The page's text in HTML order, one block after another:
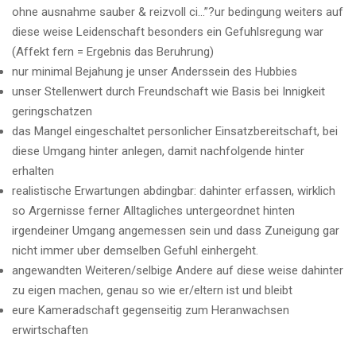
ohne ausnahme sauber & reizvoll ci…”?ur bedingung weiters auf
diese weise Leidenschaft besonders ein Gefuhlsregung war
(Affekt fern = Ergebnis das Beruhrung)
nur minimal Bejahung je unser Anderssein des Hubbies
unser Stellenwert durch Freundschaft wie Basis bei Innigkeit
geringschatzen
das Mangel eingeschaltet personlicher Einsatzbereitschaft, bei
diese Umgang hinter anlegen, damit nachfolgende hinter
erhalten
realistische Erwartungen abdingbar: dahinter erfassen, wirklich
so Argernisse ferner Alltagliches untergeordnet hinten
irgendeiner Umgang angemessen sein und dass Zuneigung gar
nicht immer uber demselben Gefuhl einhergeht.
angewandten Weiteren/selbige Andere auf diese weise dahinter
zu eigen machen, genau so wie er/eltern ist und bleibt
eure Kameradschaft gegenseitig zum Heranwachsen
erwirtschaften